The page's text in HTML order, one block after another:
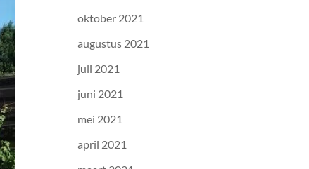
oktober 2021
augustus 2021
juli 2021
juni 2021
mei 2021
april 2021